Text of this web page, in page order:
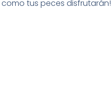
tus peces disfrutarán!